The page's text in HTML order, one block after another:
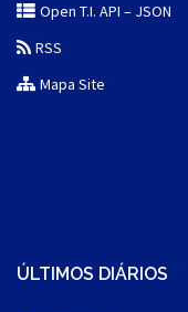
Open T.I. API – JSON
RSS
Mapa Site
ÚLTIMOS DIÁRIOS